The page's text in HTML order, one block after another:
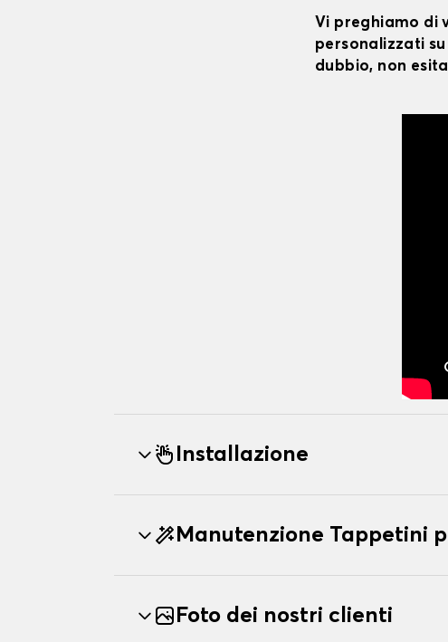
Vi preghiamo di
personalizzati
dubbio, non
Installazione
Manutenzione Tappetini
Foto dei nostri clienti